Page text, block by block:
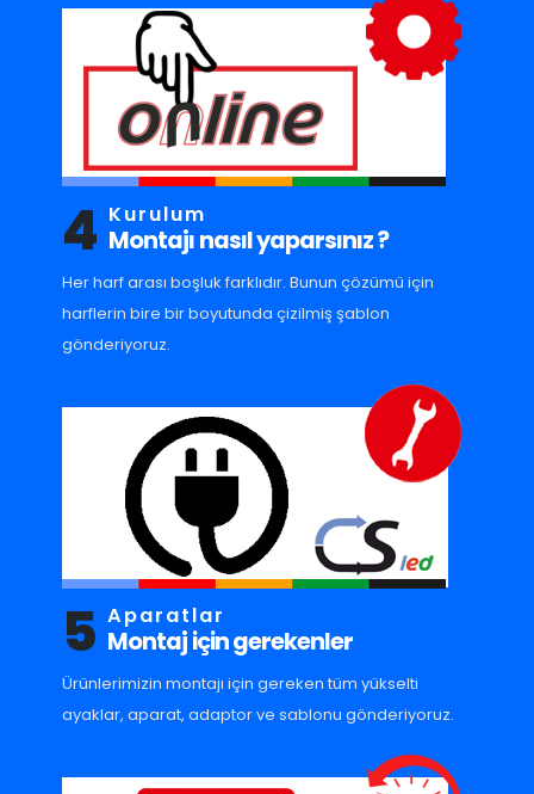
4 Kurulum
Montajı nasıl yaparsınız ?
Her harf arası boşluk farklıdır. Bunun çözümü için
harflerin bire bir boyutunda çizilmiş şablon
gönderiyoruz.
5 Aparatlar
Montaj için gerekenler
Ürünlerimizin montajı için gereken tüm yükselti
ayaklar, aparat, adaptor ve sablonu gönderiyoruz.